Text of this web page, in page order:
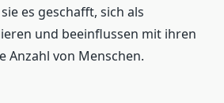
es geschafft, sich als
und beeinflussen mit ihren
Anzahl von Menschen.